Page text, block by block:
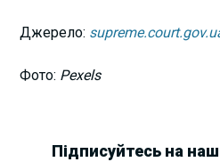
Джерело:
Фото: Pexels
Підписуйтесь на